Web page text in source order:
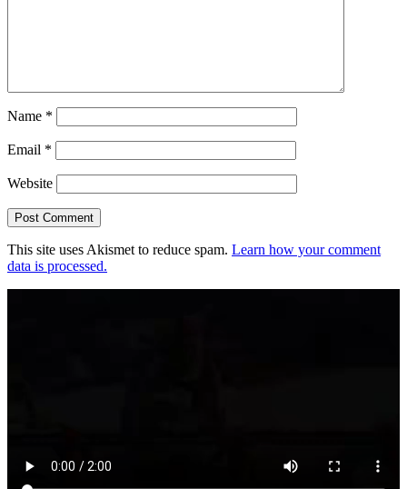
Name *
Email *
Website
This site uses Akismet to reduce spam. Learn how your comment
data is processed.